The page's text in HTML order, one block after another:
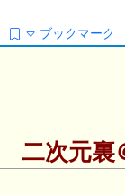
ブックマーク